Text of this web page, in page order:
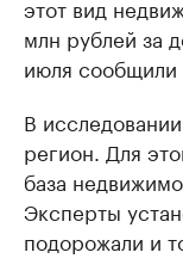
этот вид
млн рублей за
июля сообщили
В
регион. Для
база
Эксперты
подорожали и